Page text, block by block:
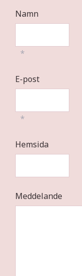
Namn
*
E-post
*
Hemsida
Meddelande